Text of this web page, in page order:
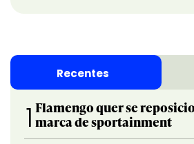
Recentes
1 Flamengo quer se
marca de sportainment